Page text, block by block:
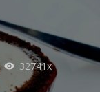
32741x